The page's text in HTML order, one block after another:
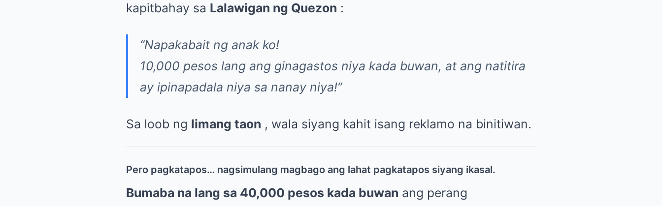
kapitbahay sa Lalawigan ng Quezon :
“Napakabait ng anak ko!
10,000 pesos lang ang ginagastos niya kada buwan, at ang natitira
ay ipinapadala niya sa nanay niya!”
Sa loob ng limang taon , wala siyang kahit isang reklamo na binitiwan.
Pero pagkatapos… nagsimulang magbago ang lahat pagkatapos siyang ikasal.
Bumaba na lang sa 40,000 pesos kada buwan ang perang